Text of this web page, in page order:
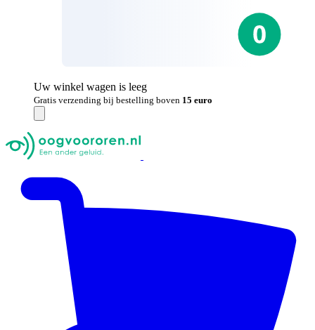
Uw winkel wagen is leeg
Gratis verzending bij bestelling boven 15 euro